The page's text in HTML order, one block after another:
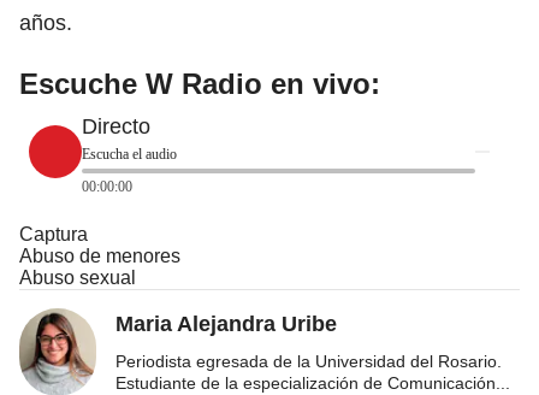
años.
Escuche W Radio en vivo:
Directo
Escucha el audio
00:00:00
Captura
Abuso de menores
Abuso sexual
Maria Alejandra Uribe
Periodista egresada de la Universidad del Rosario.
Estudiante de la especialización de Comunicación